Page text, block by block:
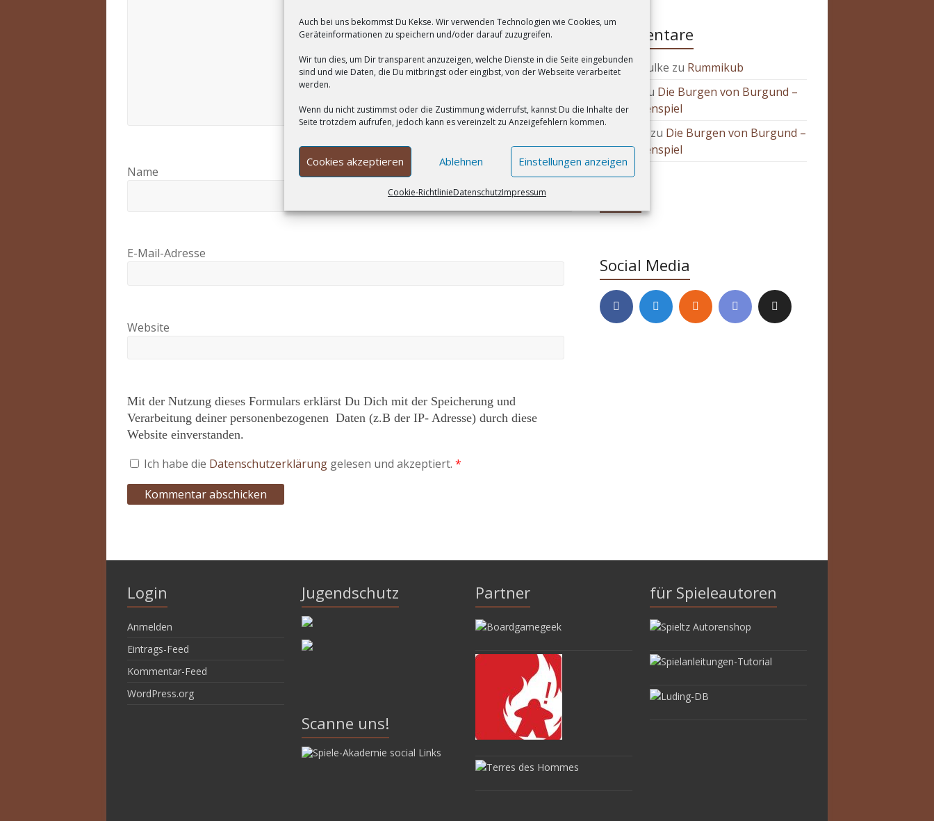
Auch bei uns bekommst Du Kekse. Wir verwenden Technologien wie Cookies, um
Geräteinformationen zu speichern und/oder darauf zuzugreifen.
Wir tun dies, um Dir transparent anzuzeigen, welche Dienste in die Seite eingebunden
sind und wie Daten, die Du mitbringst oder eingibst, von der Webseite verarbeitet
werden.
Wenn du nicht zustimmst oder die Zustimmung widerrufst, kannst Du die Inhalte der
Seite trotzdem aufrufen, jedoch kann es vereinzelt zu Anzeigefehlern kommen.
Cookies akzeptieren Ablehnen Einstellungen anzeigen
Cookie-RichtlinieDatenschutzImpressum
Name
E-Mail-Adresse
Website
Mit der Nutzung dieses Formulars erklärst Du Dich mit der Speicherung und
Verarbeitung deiner personenbezogenen Daten (z.B der IP- Adresse) durch diese
Website einverstanden.
Ich habe die Datenschutzerklärung gelesen und akzeptiert. *
Kommentare
Christa Aulke zu Rummikub
zu Die Burgen von Burgund –
Das Kartenspiel
zu Die Burgen von Burgund –
Das Kartenspiel
Social Media
Login
Anmelden
Eintrags-Feed
Kommentar-Feed
WordPress.org
Jugendschutz
Scanne uns!
Partner für Spieleautoren